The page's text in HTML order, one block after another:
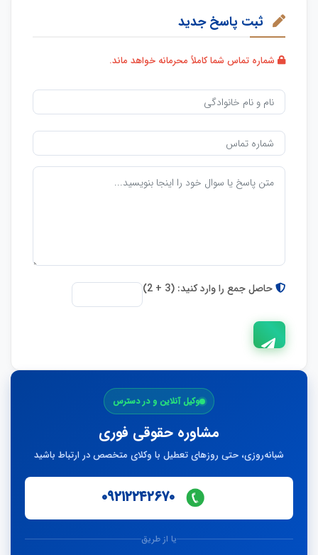
ثبت پاسخ جدید
شماره تماس شما کاملاً محرمانه خواهد ماند.
حاصل جمع را وارد کنید: (3 + 2)
وکیل آنلاین و در دسترس
مشاوره حقوقی فوری
شبانه‌روزی، حتی روزهای تعطیل با وکلای متخصص در ارتباط باشید
۰۹۲۱۲۲۴۲۶۷۰
یا از طریق